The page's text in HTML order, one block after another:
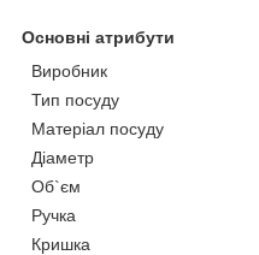
Основні атрибути
Виробник
Тип посуду
Матеріал посуду
Діаметр
Об`єм
Ручка
Кришка